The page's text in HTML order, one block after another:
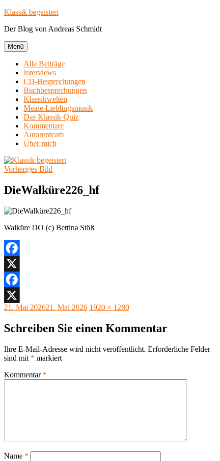
Zum
springen
Klassik begeistert
Der Blog von Andreas Schmidt
Menü
Alle Beiträge
Interviews
CD-Besprechungen
Buchbesprechungen
Klassikwelten
Meine Lieblingsmusik
Das Klassik-Quiz
Kommentare
Autorenteam
Über mich
Vorheriges Bild
DieWalküre226_hf
Walküre DO (c) Bettina Stöß
Facebook
X
Facebook
X
Veröffentlicht
21. Mai 202621. Mai 2026 Originalgröße
1920 × 1280
Schreiben Sie einen Kommentar
Ihre E-Mail-Adresse wird nicht veröffentlicht. Erforderliche Felder
sind mit * markiert
Kommentar *
Name *